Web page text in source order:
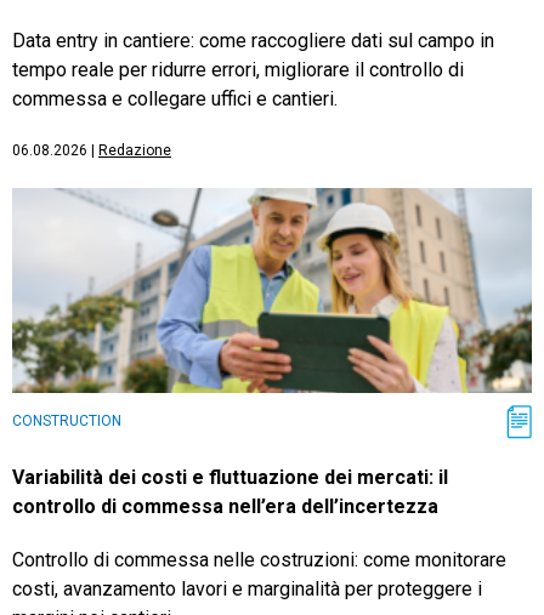
Data entry in cantiere: come raccogliere dati sul campo in
tempo reale per ridurre errori, migliorare il controllo di
commessa e collegare uffici e cantieri.
06.08.2026 | Redazione
CONSTRUCTION
Variabilità dei costi e fluttuazione dei mercati: il
controllo di commessa nell’era dell’incertezza
Controllo di commessa nelle costruzioni: come monitorare
costi, avanzamento lavori e marginalità per proteggere i